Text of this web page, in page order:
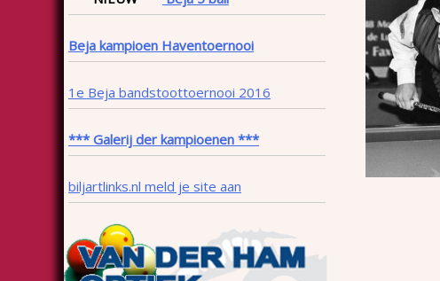
Beja kampioen Haventoernooi
1e Beja bandstoottoernooi 2016
*** Galerij der kampioenen ***
biljartlinks.nl meld je site aan